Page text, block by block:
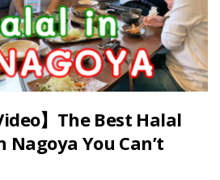
】The Best Halal
Nagoya You Can’t